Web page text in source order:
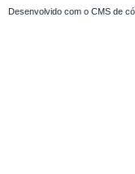
Desenvolvido com o CMS de